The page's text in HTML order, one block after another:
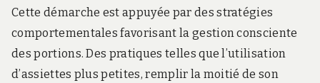
Cette démarche est appuyée par des stratégies
comportementales favorisant la gestion consciente
des portions. Des pratiques telles que l’utilisation
d’assiettes plus petites, remplir la moitié de son